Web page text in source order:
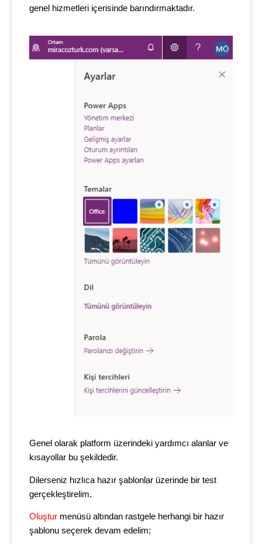
genel hizmetleri içerisinde barındırmaktadır.
Genel olarak platform üzerindeki yardımcı alanlar ve
kısayollar bu şekildedir.
Dilerseniz hızlıca hazır şablonlar üzerinde bir test
gerçekleştirelim.
Oluştur menüsü altından rastgele herhangi bir hazır
şablonu seçerek devam edelim;